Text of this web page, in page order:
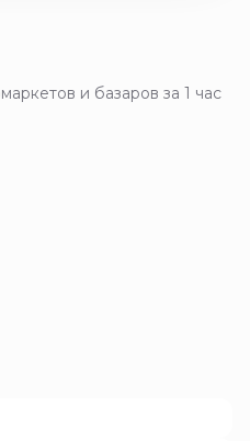
и базаров за 1 час